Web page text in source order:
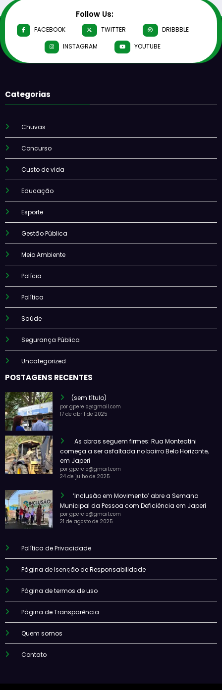
Follow Us:
FACEBOOK TWITTER
DRIBBBLE
INSTAGRAM
YOUTUBE
Categorias
Chuvas
Concurso
Custo de vida
Educação
Esporte
Gestão Pública
Meio Ambiente
Polícia
Política
Saúde
Segurança Pública
Uncategorized
POSTAGENS RECENTES
(sem título)
por gperelo@gmail.com
17 de abril de 2025
As obras seguem firmes: Rua Monteatini
começa a ser asfaltada no bairro Belo Horizonte,
em Japeri
por gperelo@gmail.com
24 de julho de 2025
‘Inclusão em Movimento’ abre a Semana
Municipal da Pessoa com Deficiência em Japeri
por gperelo@gmail.com
21 de agosto de 2025
Política de Privacidade
Página de Isenção de Responsabilidade
Página de termos de uso
Página de Transparência
Quem somos
Contato